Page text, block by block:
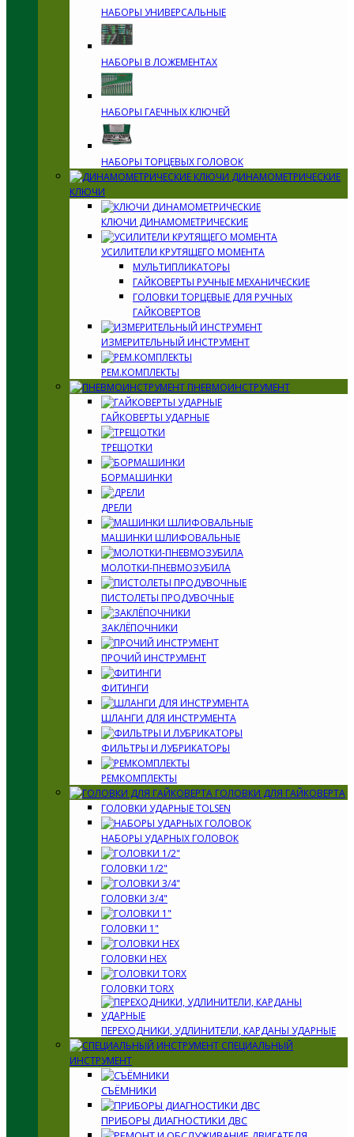
НАБОРЫ УНИВЕРСАЛЬНЫЕ
НАБОРЫ В ЛОЖЕМЕНТАХ
НАБОРЫ ГАЕЧНЫХ КЛЮЧЕЙ
НАБОРЫ ТОРЦЕВЫХ ГОЛОВОК
ДИНАМОМЕТРИЧЕСКИЕ
КЛЮЧИ
КЛЮЧИ ДИНАМОМЕТРИЧЕСКИЕ
УСИЛИТЕЛИ КРУТЯЩЕГО МОМЕНТА
МУЛЬТИПЛИКАТОРЫ
ГАЙКОВЕРТЫ РУЧНЫЕ МЕХАНИЧЕСКИЕ
ГОЛОВКИ ТОРЦЕВЫЕ ДЛЯ РУЧНЫХ
ГАЙКОВЕРТОВ
ИЗМЕРИТЕЛЬНЫЙ ИНСТРУМЕНТ
РЕМ.КОМПЛЕКТЫ
ПНЕВМОИНСТРУМЕНТ
ГАЙКОВЕРТЫ УДАРНЫЕ
ТРЕЩОТКИ
БОРМАШИНКИ
ДРЕЛИ
МАШИНКИ ШЛИФОВАЛЬНЫЕ
МОЛОТКИ-ПНЕВМОЗУБИЛА
ПИСТОЛЕТЫ ПРОДУВОЧНЫЕ
ЗАКЛЁПОЧНИКИ
ПРОЧИЙ ИНСТРУМЕНТ
ФИТИНГИ
ШЛАНГИ ДЛЯ ИНСТРУМЕНТА
ФИЛЬТРЫ И ЛУБРИКАТОРЫ
РЕМКОМПЛЕКТЫ
ГОЛОВКИ ДЛЯ ГАЙКОВЕРТА
ГОЛОВКИ УДАРНЫЕ TOLSEN
НАБОРЫ УДАРНЫХ ГОЛОВОК
ГОЛОВКИ 1/2"
ГОЛОВКИ 3/4"
ГОЛОВКИ 1"
ГОЛОВКИ HEX
ГОЛОВКИ TORX
ПЕРЕХОДНИКИ, УДЛИНИТЕЛИ, КАРДАНЫ УДАРНЫЕ
СПЕЦИАЛЬНЫЙ
ИНСТРУМЕНТ
СЪЁМНИКИ
ПРИБОРЫ ДИАГНОСТИКИ ДВС